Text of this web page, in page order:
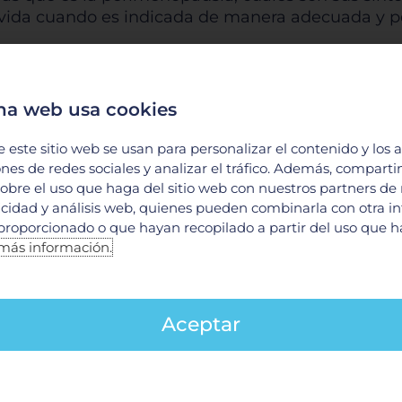
cuando es indicada de manera adecuada y
el #podcast para conocer más del tema. ¡No te
uno de nuestros #PodcastsMédicos
en el cuerpo
web usa cookies
este sitio web se usan para personalizar el contenido y los
de redes sociales y analizar el tráfico. Además,
el uso que haga del sitio web con nuestros partners de
y análisis web, quienes pueden combinarla con otra
o que hayan recopilado a partir del uso que
información.
Aceptar